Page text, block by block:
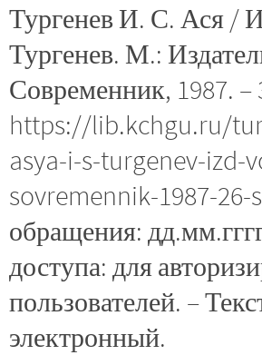
Тургенев И. С. Ася /
Тургенев. М.:
Современник, 1987. –
https://lib.kchgu.ru/
asya-i-s-turgenev-izd-
sovremennik-1987-26-
обращения:
доступа: для
пользователей. –
электронный.